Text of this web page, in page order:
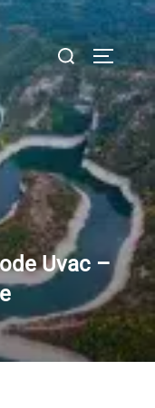
Search
for:
Uvac –